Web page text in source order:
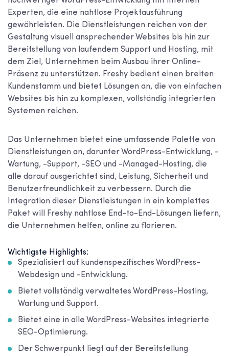
Experten, die eine nahtlose Projektausführung
gewährleisten. Die Dienstleistungen reichen von der
Gestaltung visuell ansprechender Websites bis hin zur
Bereitstellung von laufendem Support und Hosting, mit
dem Ziel, Unternehmen beim Ausbau ihrer Online-
Präsenz zu unterstützen. Freshy bedient einen breiten
Kundenstamm und bietet Lösungen an, die von einfachen
Websites bis hin zu komplexen, vollständig integrierten
Systemen reichen.
Das Unternehmen bietet eine umfassende Palette von
Dienstleistungen an, darunter WordPress-Entwicklung, -
Wartung, -Support, -SEO und -Managed-Hosting, die
alle darauf ausgerichtet sind, Leistung, Sicherheit und
Benutzerfreundlichkeit zu verbessern. Durch die
Integration dieser Dienstleistungen in ein komplettes
Paket will Freshy nahtlose End-to-End-Lösungen liefern,
die Unternehmen helfen, online zu florieren.
Wichtigste Highlights:
Spezialisiert auf kundenspezifisches WordPress-
Webdesign und -Entwicklung.
Bietet vollständig verwaltetes WordPress-Hosting,
Wartung und Support.
Bietet eine in alle WordPress-Websites integrierte
SEO-Optimierung.
Der Schwerpunkt liegt auf der Bereitstellung